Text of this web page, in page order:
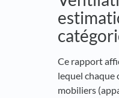
Ce rapport
lequel chaque
mobiliers